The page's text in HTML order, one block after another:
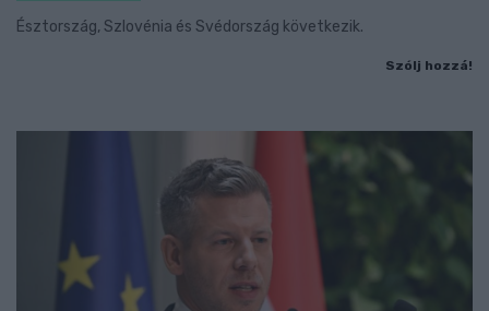
Észtország, Szlovénia és Svédország következik.
Szólj hozzá!